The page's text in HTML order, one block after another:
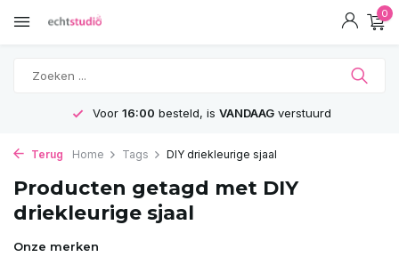
0
Voor 16:00 besteld, is VANDAAGverstuurd
Terug Home Tags DIY driekleurige sjaal
Producten getagd met DIY
driekleurige sjaal
Onze merken